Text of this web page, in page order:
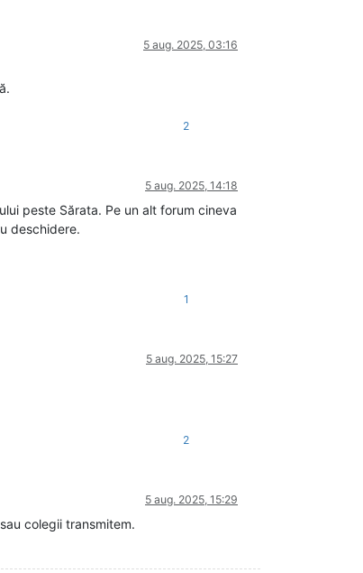
5 aug. 2025, 03:16
2
5 aug. 2025, 14:18
peste Sărata. Pe un alt forum cineva
deschidere.
1
5 aug. 2025, 15:27
2
5 aug. 2025, 15:29
colegii transmitem.